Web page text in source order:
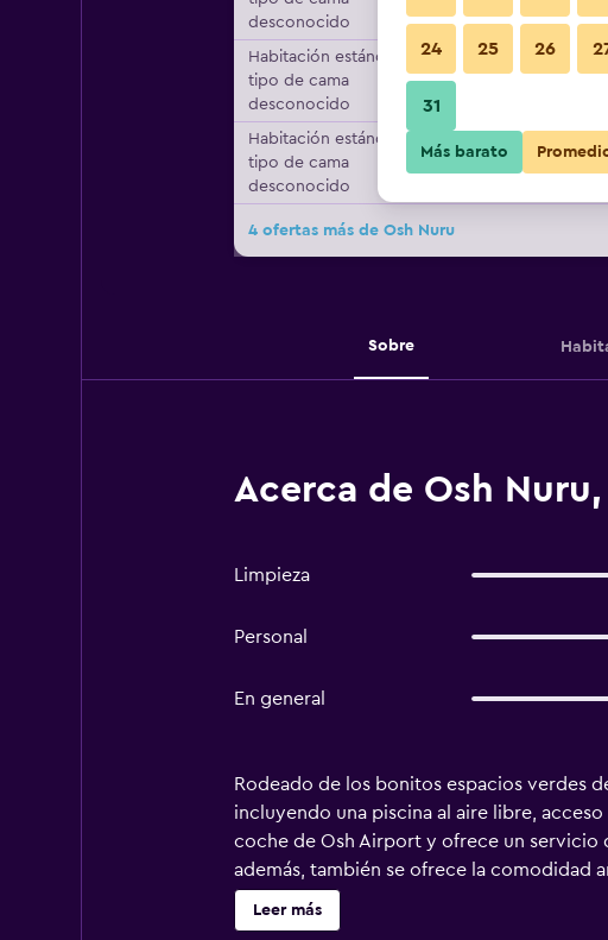
desconocido
Habitación estándar,
tipo de cama
desconocido
Habitación estándar,
tipo de cama
desconocido
4 ofertas más de Osh Nuru
Sobre
Acerca de Osh Nuru,
Limpieza
Personal
En general
Rodeado de los bonitos espacios verdes
incluyendo una piscina al aire libre,
coche de Osh Airport y ofrece un servicio
además, también se ofrece la comodidad
de reuniones, masajes y conserje. El hotel
hotel pueden disfrutar de una copa en el
Leer más
24 25 26
31
Más barato